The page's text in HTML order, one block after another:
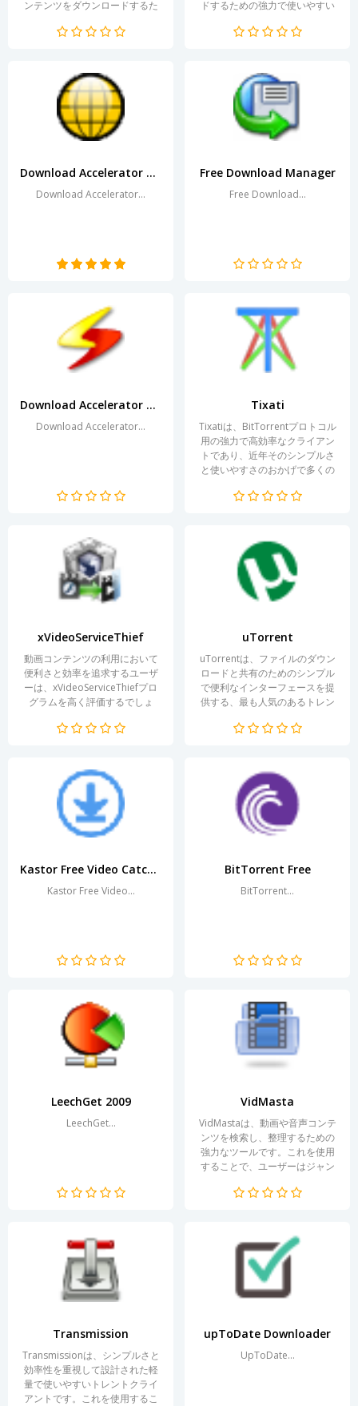
ンテンツをダウンロードするた
ーティリティは、自動的にファ
バックアップやデータ同期のタ
スクにおいて欠かせない存在と
なっています。WGETはHTTP、
H...
ドするための強力で使いやすい
ークな機能セットを提供し、ダ
保存できるようにします。Wise
Video Downloader...
Download Accelerator Manager
Download Accelerator...
Free Download Manager
Free Download...
Download Accelerator Plus
Download Accelerator...
Tixati
Tixatiは、BitTorrentプロトコル
用の強力で高効率なクライアン
トであり、近年そのシンプルさ
と使いやすさのおかげで多くの
す。最適化された構造と高速ダ
る時間的制約を克服します。こ
のプログラムは、ファイルのダ
ウンロードをでき...
xVideoServiceThief
動画コンテンツの利用において
便利さと効率を追求するユーザ
ーは、xVideoServiceThiefプロ
グラムを高く評価するでしょ
は、多くのソースからのビデオ
気に入りのコンテンツをローカ
ルデバイスに保存するための幅
広い機能を提供します。直...
uTorrent
uTorrentは、ファイルのダウン
ロードと共有のためのシンプル
で便利なインターフェースを提
供する、最も人気のあるトレン
な機能やプロトコルをすべてサ
す。そのコンパクトさにもかか
わらず、プログラムは広範な機
能と高いパフォーマンスを備え
てい...
Kastor Free Video Catcher
Kastor Free Video...
BitTorrent Free
BitTorrent...
LeechGet 2009
LeechGet...
VidMasta
VidMastaは、動画や音声コンテ
ンツを検索し、整理するための
強力なツールです。これを使用
することで、ユーザーはジャン
まざまな基準に基づいて映画、
ラムは、人気のトレントトラッ
カーと連携し、ユーザーが便利
な形式でメディア素材をダウン
ロー...
Transmission
Transmissionは、シンプルさと
効率性を重視して設計された軽
量で使いやすいトレントクライ
アントです。これを使用するこ
upToDate Downloader
UpToDate...